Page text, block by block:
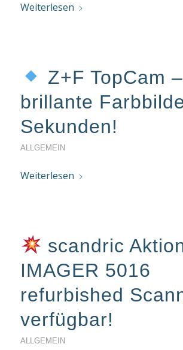
Weiterlesen
Z+F TopCam –
brillante
Sekunden!
ALLGEMEIN
Weiterlesen
scandric
IMAGER 5016
refurbished
verfügbar!
ALLGEMEIN